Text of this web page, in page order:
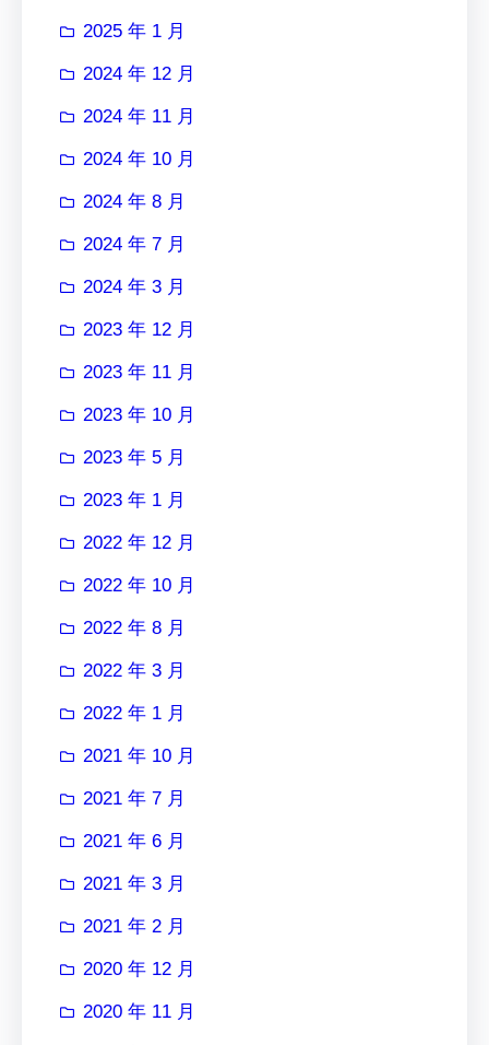
2025 年 1 月
2024 年 12 月
2024 年 11 月
2024 年 10 月
2024 年 8 月
2024 年 7 月
2024 年 3 月
2023 年 12 月
2023 年 11 月
2023 年 10 月
2023 年 5 月
2023 年 1 月
2022 年 12 月
2022 年 10 月
2022 年 8 月
2022 年 3 月
2022 年 1 月
2021 年 10 月
2021 年 7 月
2021 年 6 月
2021 年 3 月
2021 年 2 月
2020 年 12 月
2020 年 11 月